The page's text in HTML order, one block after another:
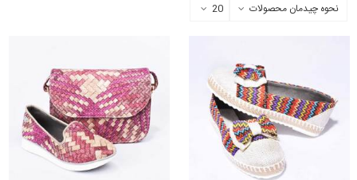
نحوه چیدمان محصولات 20